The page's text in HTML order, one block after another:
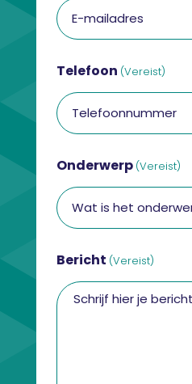
Telefoon (Vereist)
Onderwerp (Vereist)
Bericht (Vereist)